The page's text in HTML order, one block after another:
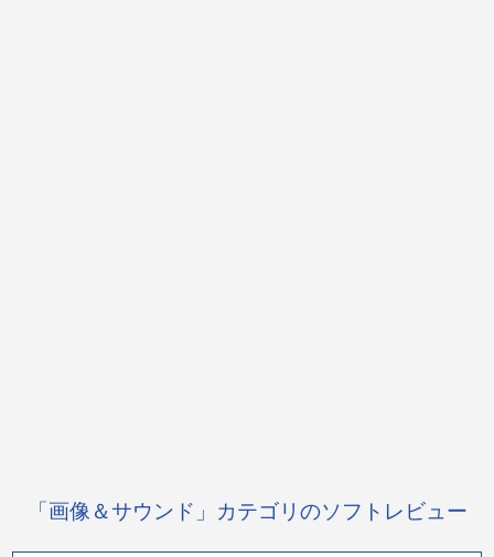
「画像＆サウンド」カテゴリのソフトレビュー